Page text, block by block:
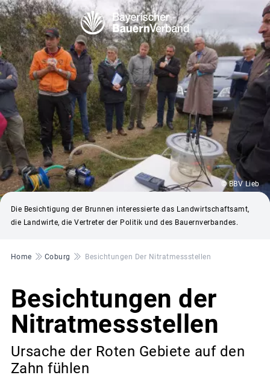
© BBV Lieb
Die Besichtigung der Brunnen interessierte das Landwirtschaftsamt,
die Landwirte, die Vertreter der Politik und des Bauernverbandes.
Pfadnavigation
Home Coburg Besichtungen Der Nitratmessstellen
Besichtungen der
Nitratmessstellen
Ursache der Roten Gebiete auf den
Zahn fühlen